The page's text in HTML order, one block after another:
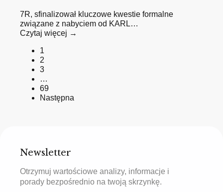
7R, sfinalizował kluczowe kwestie formalne
związane z nabyciem od KARL…
Czytaj więcej →
1
2
3
…
69
Następna
Newsletter
Otrzymuj wartościowe analizy, informacje i
porady bezpośrednio na twoją skrzynkę.